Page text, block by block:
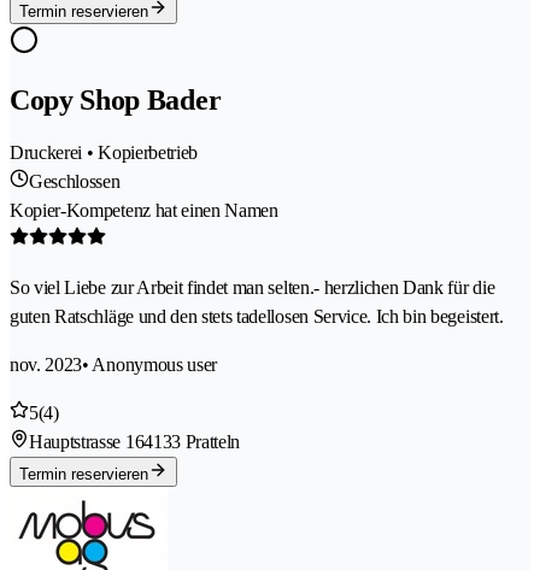
Termin reservieren
Copy Shop Bader
Druckerei • Kopierbetrieb
Geschlossen
Kopier-Kompetenz hat einen Namen
So viel Liebe zur Arbeit findet man selten.- herzlichen Dank für die
guten Ratschläge und den stets tadellosen Service. Ich bin begeistert.
nov. 2023• Anonymous user
5(4)
Hauptstrasse 164133 Pratteln
Termin reservieren